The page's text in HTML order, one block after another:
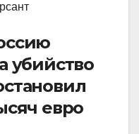
убийство
евро